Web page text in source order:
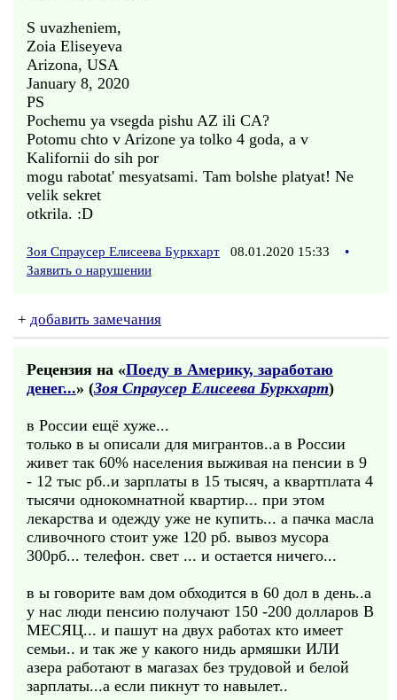
S uvazheniem,
Zoia Eliseyeva
Arizona, USA
January 8, 2020
PS
Pochemu ya vsegda pishu AZ ili CA?
Potomu chto v Arizone ya tolko 4 goda, a v
Kalifornii do sih por
mogu rabotat' mesyatsami. Tam bolshe platyat! Ne
velik sekret
otkrila. :D
Зоя Спраусер Елисеева Буркхарт 08.01.2020 15:33
•
Заявить о нарушении
+ добавить замечания
Рецензия на «Поеду в Aмерику, заработаю
денег...» (Зоя Спраусер Елисеева Буркхарт)
в России ещё хуже...
только в ы описали для мигрантов..а в России
живет так 60% населения выживая на пенсии в 9
- 12 тыс рб..и зарплаты в 15 тысяч, а квартплата 4
тысячи однокомнатной квартир... при этом
лекарства и одежду уже не купить... а пачка масла
сливочного стоит уже 120 рб. вывоз мусора
300рб... телефон. свет ... и остается ничего...
в ы говорите вам дом обходится в 60 дол в день..а
у нас люди пенсию получают 150 -200 долларов В
МЕСЯЦ... и пашут на двух работах кто имеет
семьи.. и так же у какого нидь армяшки ИЛИ
азера работают в магазах без трудовой и белой
зарплаты...а если пикнут то навылет..